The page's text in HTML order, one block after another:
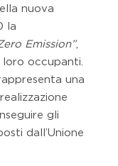
nuova
la
Emission”,
occupanti.
una
gli
dall’Unione